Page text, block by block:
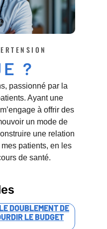
?
passionné par la
Ayant une
à offrir des
un mode de
une relation
patients, en les
de santé.
DOUBLEMENT DE
LE BUDGET